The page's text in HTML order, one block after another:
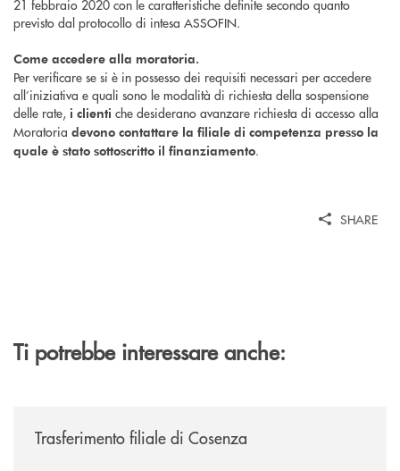
21 febbraio 2020 con le caratteristiche definite secondo quanto
previsto dal protocollo di intesa ASSOFIN.
Come accedere alla moratoria.
Per verificare se si è in possesso dei requisiti necessari per accedere
all’iniziativa e quali sono le modalità di richiesta della sospensione
delle rate, i clienti che desiderano avanzare richiesta di accesso alla
Moratoria devono contattare la filiale di competenza presso la
quale è stato sottoscritto il finanziamento.
SHARE
Ti potrebbe interessare anche:
Trasferimento filiale di Cosenza